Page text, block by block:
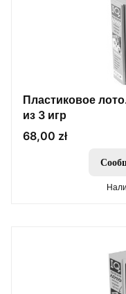
Пластиковое
из 3 игр
Цена
68,00 zł